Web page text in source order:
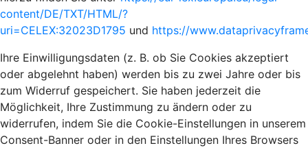
content/DE/TXT/HTML/?
uri=CELEX:32023D1795 und https://
Ihre Einwilligungsdaten (z. B. ob Sie Cookies akzeptiert
oder abgelehnt haben) werden bis zu zwei Jahre oder bis
zum Widerruf gespeichert. Sie haben jederzeit die
Möglichkeit, Ihre Zustimmung zu ändern oder zu
widerrufen, indem Sie die Cookie-Einstellungen in unserem
Consent-Banner oder in den Einstellungen Ihres Browsers